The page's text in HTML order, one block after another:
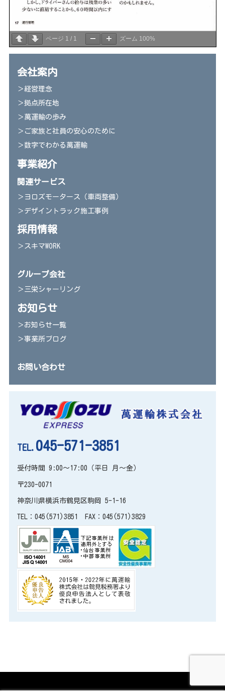
ページ 1 / 1 ズーム 100%
会社案内
＞経営理念
＞拠点所在地
＞萬運輸の歩み
＞ご家族と社員の安心のために
＞数字でわかる萬運輸
事業紹介
関連サービス
＞ヨロズモータース（車両整備）
＞デザイントラック施工事例
採用情報
＞スキマWORK
グループ会社
＞三栄シャーリング
お知らせ
＞お知らせ一覧
＞事業所ブログ
お問い合わせ
TEL. 045-571-3851
受付時間 9:00～17:00（平日 月～金）
〒230-0071
神奈川県横浜市鶴見区駒岡 5-1-16
TEL：045(571)3851 FAX：045(571)3829